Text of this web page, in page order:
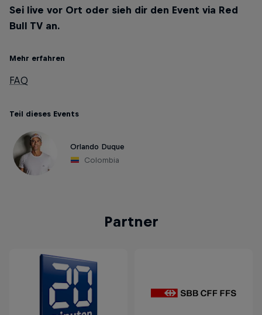
Sei live vor Ort oder sieh dir den Event via Red
Bull TV an.
Mehr erfahren
FAQ
Teil dieses Events
Orlando Duque
Colombia
Partner